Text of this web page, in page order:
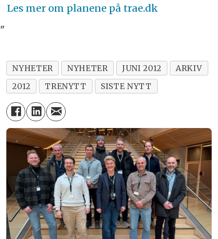
Les mer om planene på trae.dk
"
NYHETER NYHETER JUNI 2012
ARKIV
2012
TRENYTT SISTE NYTT